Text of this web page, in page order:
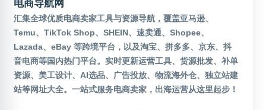
电商导航网
汇集全球优质电商卖家工具与资源导航，覆盖亚马逊、
Temu、TikTok Shop、SHEIN、速卖通、Shopee、
Lazada、eBay 等跨境平台，以及淘宝、拼多多、京东、抖
音电商等国内热门平台。实时更新运营工具、货源批发、补单
资源、美工设计、AI选品、广告投放、物流海外仓、独立站建
站等网址大全。一站式服务电商卖家，出海运营从这里起步！